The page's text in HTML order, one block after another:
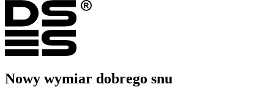
Nowy wymiar dobrego snu